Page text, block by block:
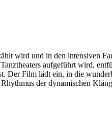
wird und in den intensiven
aufgeführt wird,
Der Film lädt ein, in die
der dynamischen